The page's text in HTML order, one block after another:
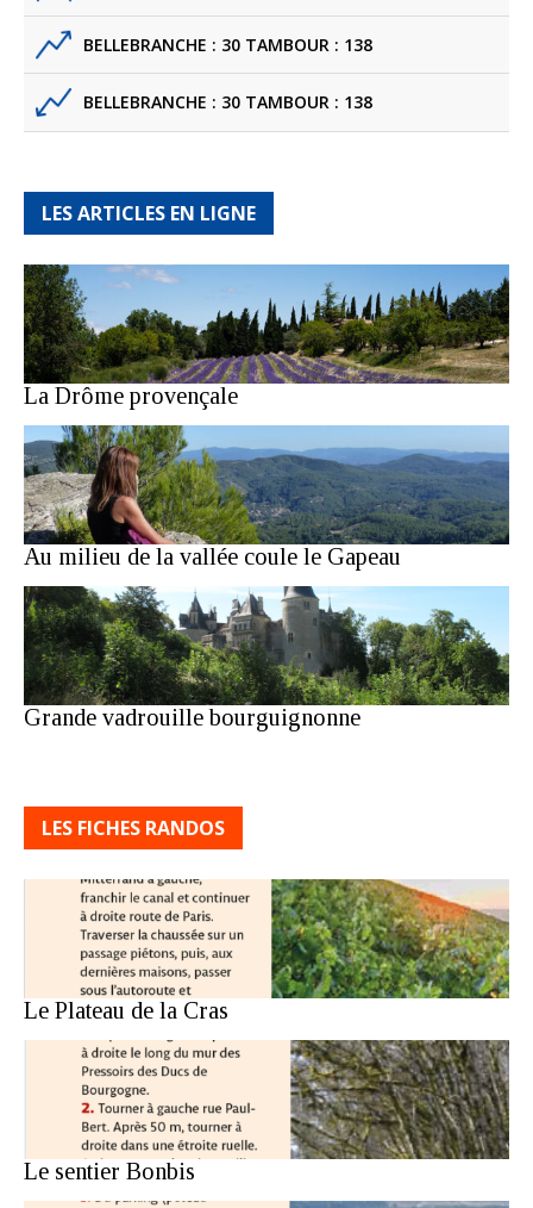
BELLEBRANCHE : 30 TAMBOUR : 138
BELLEBRANCHE : 30 TAMBOUR : 138
LES ARTICLES EN LIGNE
La Drôme provençale
Au milieu de la vallée coule le Gapeau
Grande vadrouille bourguignonne
LES FICHES RANDOS
Le Plateau de la Cras
Le sentier Bonbis